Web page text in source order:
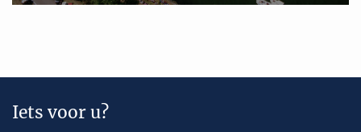
Iets voor u?